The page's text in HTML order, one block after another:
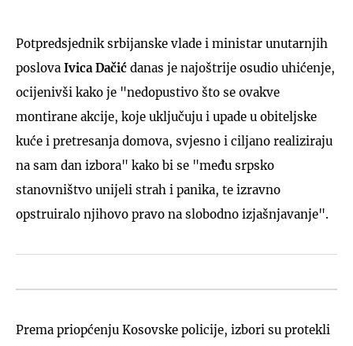
Potpredsjednik srbijanske vlade i ministar unutarnjih
poslova Ivica Dačić danas je najoštrije osudio uhićenje,
ocijenivši kako je "nedopustivo što se ovakve
montirane akcije, koje uključuju i upade u obiteljske
kuće i pretresanja domova, svjesno i ciljano realiziraju
na sam dan izbora" kako bi se "među srpsko
stanovništvo unijeli strah i panika, te izravno
opstruiralo njihovo pravo na slobodno izjašnjavanje".
Prema priopćenju Kosovske policije, izbori su protekli